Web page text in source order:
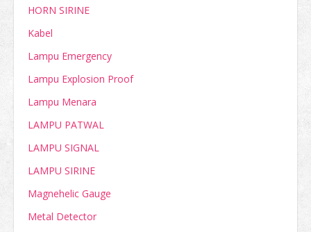
HORN SIRINE
Kabel
Lampu Emergency
Lampu Explosion Proof
Lampu Menara
LAMPU PATWAL
LAMPU SIGNAL
LAMPU SIRINE
Magnehelic Gauge
Metal Detector